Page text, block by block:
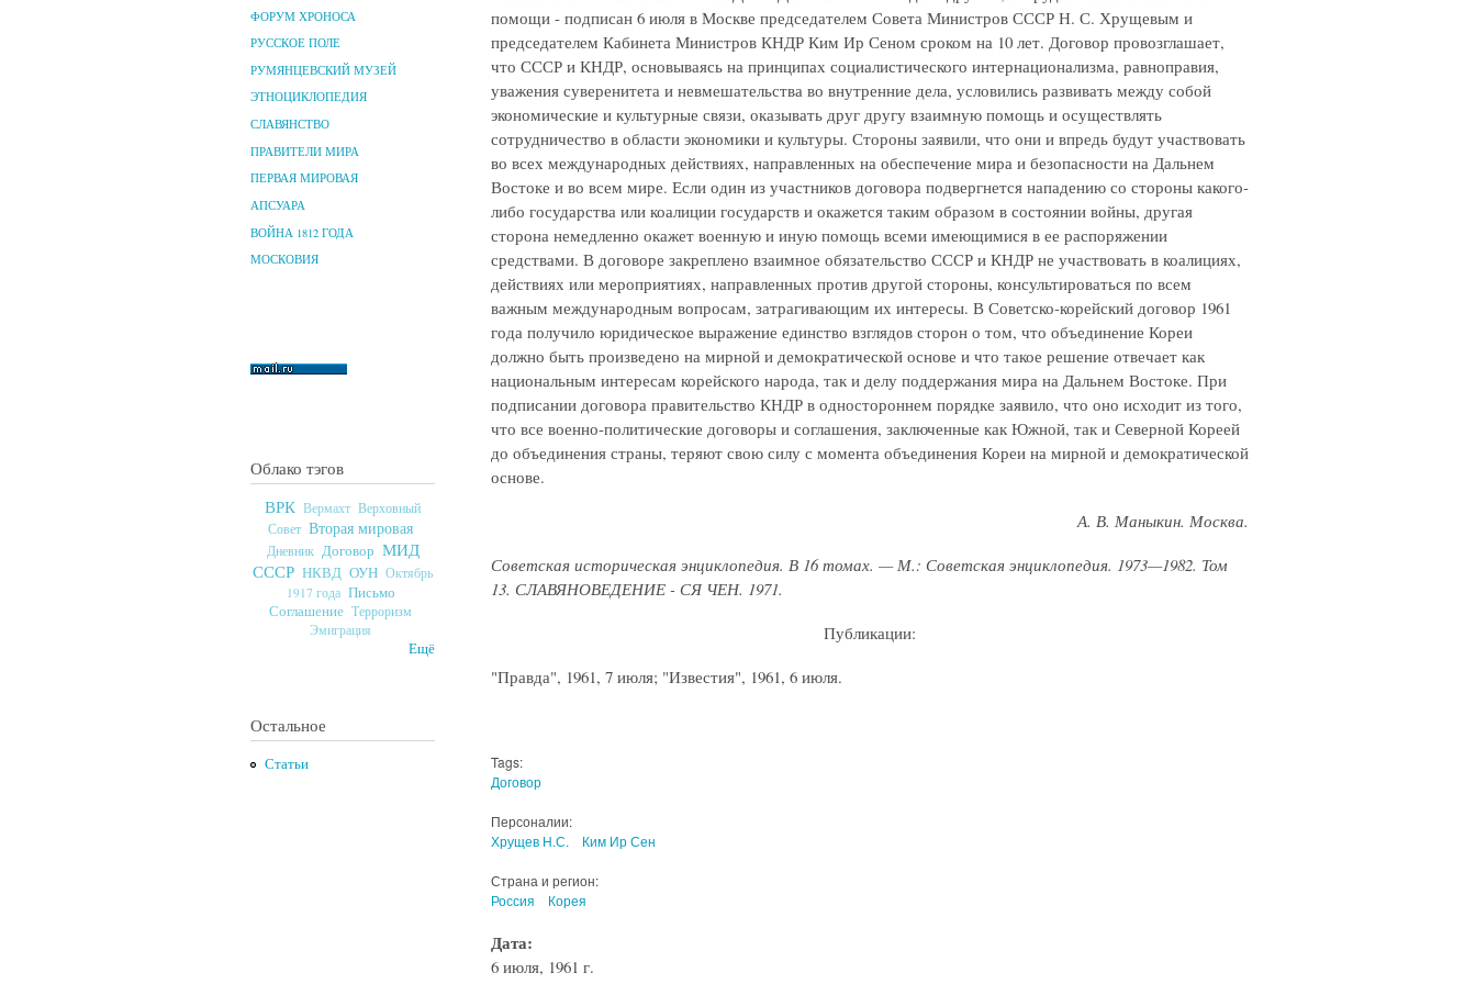
ФОРУМ ХРОНОСА
РУССКОЕ ПОЛЕ
РУМЯНЦЕВСКИЙ МУЗЕЙ
ЭТНОЦИКЛОПЕДИЯ
СЛАВЯНСТВО
ПРАВИТЕЛИ МИРА
ПЕРВАЯ МИРОВАЯ
АПСУАРА
ВОЙНА 1812 ГОДА
МОСКОВИЯ
Облако тэгов
ВРК Вермахт Верховный
Совет Вторая мировая
Дневник Договор МИД
СССР НКВД ОУН Октябрь
1917 года Письмо
Соглашение Терроризм
Эмиграция
Ещё
Остальное
Статьи
помощи - подписан 6 июля в Москве председателем Совета Министров СССР Н. С. Хрущевым и
председателем Кабинета Министров КНДР Ким Ир Сеном сроком на 10 лет. Договор провозглашает,
что СССР и КНДР, основываясь на принципах социалистического интернационализма, равноправия,
уважения суверенитета и невмешательства во внутренние дела, условились развивать между собой
экономические и культурные связи, оказывать друг другу взаимную помощь и осуществлять
сотрудничество в области экономики и культуры. Стороны заявили, что они и впредь будут участвовать
во всех международных действиях, направленных на обеспечение мира и безопасности на Дальнем
Востоке и во всем мире. Если один из участников договора подвергнется нападению со стороны какого-
либо государства или коалиции государств и окажется таким образом в состоянии войны, другая
сторона немедленно окажет военную и иную помощь всеми имеющимися в ее распоряжении
средствами. В договоре закреплено взаимное обязательство СССР и КНДР не участвовать в коалициях,
действиях или мероприятиях, направленных против другой стороны, консультироваться по всем
важным международным вопросам, затрагивающим их интересы. В Советско-корейский договор 1961
года получило юридическое выражение единство взглядов сторон о том, что объединение Кореи
должно быть произведено на мирной и демократической основе и что такое решение отвечает как
национальным интересам корейского народа, так и делу поддержания мира на Дальнем Востоке. При
подписании договора правительство КНДР в одностороннем порядке заявило, что оно исходит из того,
что все военно-политические договоры и соглашения, заключенные как Южной, так и Северной Кореей
до объединения страны, теряют свою силу с момента объединения Кореи на мирной и демократической
основе.
А. В. Маныкин. Москва.
Советская историческая энциклопедия. В 16 томах. — М.: Советская энциклопедия. 1973—1982. Том
13. СЛАВЯНОВЕДЕНИЕ - СЯ ЧЕН. 1971.
Публикации:
"Правда", 1961, 7 июля; "Известия", 1961, 6 июля.
Tags:
Договор
Персоналии:
Хрущев Н.С.
Ким Ир Сен
Страна и регион:
Россия
Корея
Дата:
6 июля, 1961 г.